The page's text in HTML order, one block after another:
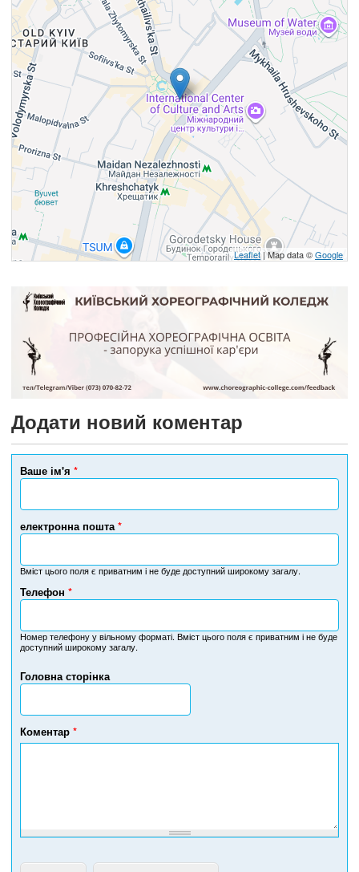
Leaflet| Map data ©Google
Додати новий коментар
Ваше ім'я *
електронна пошта *
Вміст цього поля є приватним і не буде доступний широкому загалу.
Головна сторінка
Телефон *
Н
м
е
т
л
е
ф
Номер телефону у вільному форматі. Вміст цього поля є приватним і не буде
доступний широкому загалу.
Коментар *